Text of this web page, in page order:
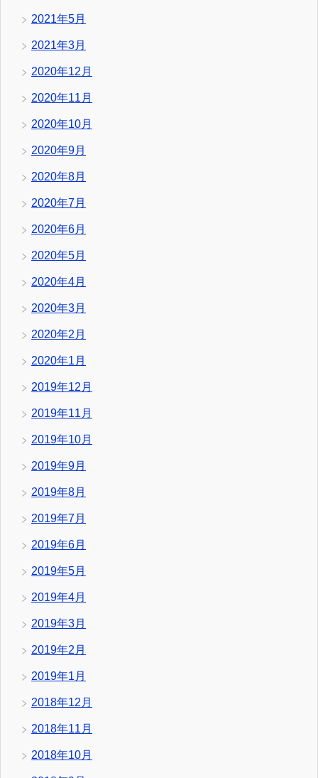
2021年5月
2021年3月
2020年12月
2020年11月
2020年10月
2020年9月
2020年8月
2020年7月
2020年6月
2020年5月
2020年4月
2020年3月
2020年2月
2020年1月
2019年12月
2019年11月
2019年10月
2019年9月
2019年8月
2019年7月
2019年6月
2019年5月
2019年4月
2019年3月
2019年2月
2019年1月
2018年12月
2018年11月
2018年10月